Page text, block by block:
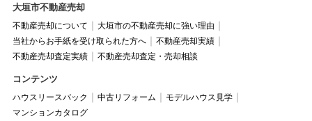
大垣市不動産売却
不動産売却について
大垣市の不動産売却に強い理由
当社からお手紙を受け取られた方へ
不動産売却実績
不動産売却査定実績
不動産売却査定・売却相談
コンテンツ
ハウスリースバック 中古リフォーム
モデルハウス見学
マンションカタログ